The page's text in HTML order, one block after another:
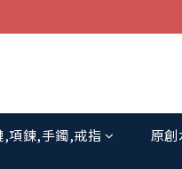
項鍊,手鐲,戒指 原